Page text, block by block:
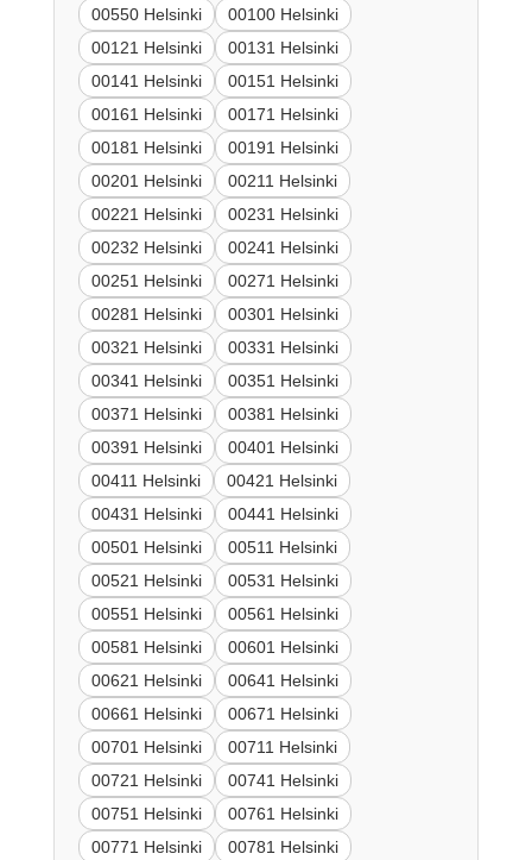
00550 Helsinki
00100 Helsinki
00121 Helsinki
00131 Helsinki
00141 Helsinki
00151 Helsinki
00161 Helsinki
00171 Helsinki
00181 Helsinki
00191 Helsinki
00201 Helsinki
00211 Helsinki
00221 Helsinki
00231 Helsinki
00232 Helsinki
00241 Helsinki
00251 Helsinki
00271 Helsinki
00281 Helsinki
00301 Helsinki
00321 Helsinki
00331 Helsinki
00341 Helsinki
00351 Helsinki
00371 Helsinki
00381 Helsinki
00391 Helsinki
00401 Helsinki
00411 Helsinki
00421 Helsinki
00431 Helsinki
00441 Helsinki
00501 Helsinki
00511 Helsinki
00521 Helsinki
00531 Helsinki
00551 Helsinki
00561 Helsinki
00581 Helsinki
00601 Helsinki
00621 Helsinki
00641 Helsinki
00661 Helsinki
00671 Helsinki
00701 Helsinki
00711 Helsinki
00721 Helsinki
00741 Helsinki
00751 Helsinki
00761 Helsinki
00771 Helsinki
00781 Helsinki